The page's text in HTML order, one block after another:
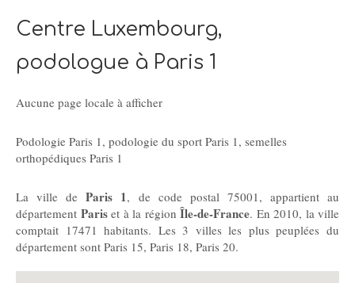
Centre Luxembourg,
podologue à Paris 1
Aucune page locale à afficher
Podologie Paris 1, podologie du sport Paris 1, semelles
orthopédiques Paris 1
La ville deParis 1, de code postal 75001, appartient au
département Pariset à la région Île-de-France. En 2010, la ville
comptait 17471 habitants. Les 3 villes les plus peuplées du
département sont Paris 15, Paris 18, Paris 20.